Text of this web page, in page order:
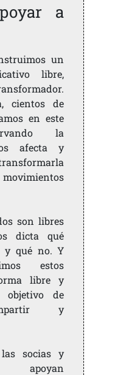
a
un
libre,
cientos de
en este
la
afecta y
son libres
dicta qué
y qué no. Y
estos
libre y
de
y
socias y
apoyan